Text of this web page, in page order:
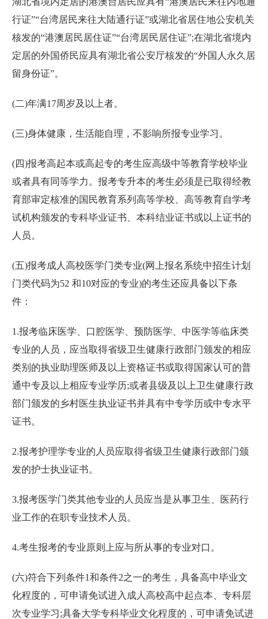
行证”“台湾居民来往大陆通行证”或湖北省居住地公安机关
核发的“港澳居民居住证”“台湾居民居住证”;在湖北省境内
定居的外国侨民应具有湖北省公安厅核发的“外国人永久居
留身份证”。
(二)年满17周岁及以上者。
(三)身体健康，生活能自理，不影响所报专业学习。
(四)报考高起本或高起专的考生应高级中等教育学校毕业
或者具有同等学力。报考专升本的考生必须是已取得经教
育部审定核准的国民教育系列高等学校、高等教育自学考
试机构颁发的专科毕业证书、本科结业证书或以上证书的
人员。
(五)报考成人高校医学门类专业(网上报名系统中招生计划
门类代码为52 和10对应的专业)的考生还应具备以下条
件：
1.报考临床医学、口腔医学、预防医学、中医学等临床类
专业的人员，应当取得省级卫生健康行政部门颁发的相应
类别的执业助理医师及以上资格证书或取得国家认可的普
通中专及以上相应专业学历;或者县级及以上卫生健康行政
部门颁发的乡村医生执业证书并具有中专学历或中专水平
证书。
2.报考护理学专业的人员应取得省级卫生健康行政部门颁
发的护士执业证书。
3.报考医学门类其他专业的人员应当是从事卫生、医药行
业工作的在职专业技术人员。
4.考生报考的专业原则上应与所从事的专业对口。
(六)符合下列条件1和条件2之一的考生，具备高中毕业文
化程度的，可申请免试进入成人高校高中起点本、专科层
次专业学习;具备大学专科毕业文化程度的，可申请免试进